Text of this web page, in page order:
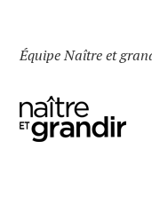
Équipe Naître et